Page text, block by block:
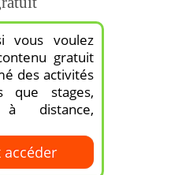
vous voulez
gratuit
des activités
stages,
à distance,
accéder